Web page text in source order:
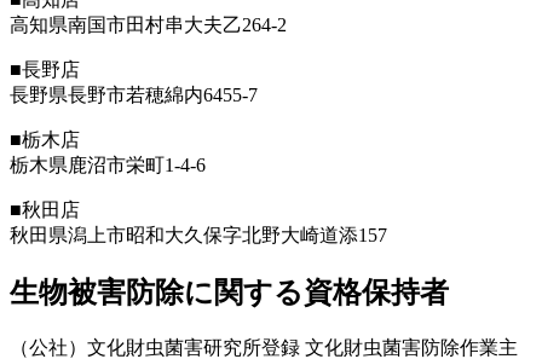
高知県南国市田村串大夫乙264-2
■長野店
長野県長野市若穂綿内6455-7
■栃木店
栃木県鹿沼市栄町1-4-6
■秋田店
秋田県潟上市昭和大久保字北野大崎道添157
生物被害防除に関する資格保持者
（公社）文化財虫菌害研究所登録 文化財虫菌害防除作業主